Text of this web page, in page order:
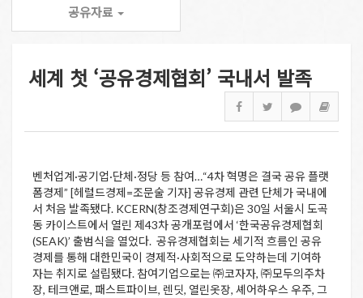
공유자료
세계 첫 ‘공유경제협회’ 국내서 발족
벤처업계·공기업·단체·정당 등 참여…“4차 혁명은 결국 공유 플랫
폼경제” [헤럴드경제=조문술 기자] 공유경제 관련 단체가 국내에
서 처음 발족됐다. KCERN(창조경제연구회)은 30일 서울시 도곡
동 카이스트에서 열린 제43차 공개포럼에서 ‘한국공유경제협회
(SEAK)’ 출범식을 열었다. 공유경제협회는 세기적 흐름인 공유
경제를 통해 대한민국이 경제적·사회적으로 도약하는데 기여하
자는 취지로 설립됐다. 참여기업으로는 ㈜코자자, ㈜모두의주차
장, 테크앤로, 패스트파이브, 렌딧, 열린옷장, 셰어하우스 우주, 그